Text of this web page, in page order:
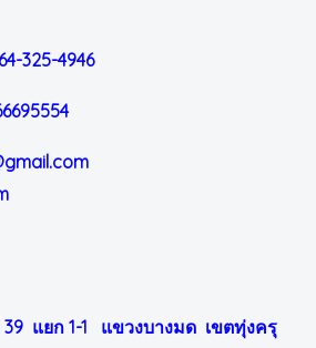
325-4946
แยก 1-1 แขวงบางมด เขตทุ่งครุ